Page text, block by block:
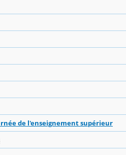
de l'enseignement supérieur